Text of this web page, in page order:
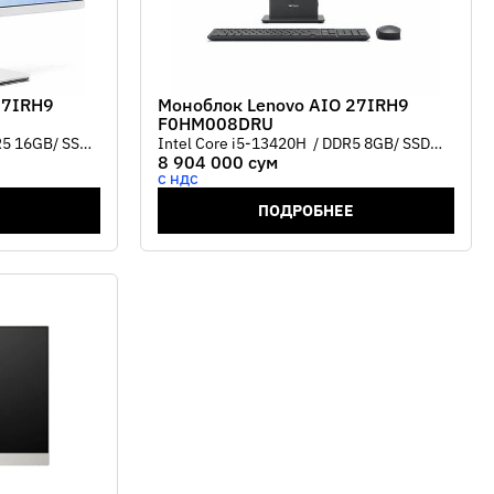
16GB/ SSD
Graphic/
+
Моноблок Lenovo AIO 27IRH9
F0HM008DRU
Intel Core i5-13420H / DDR5 8GB/ SSD
512GB / 27" FHD IPS/Intel® UHD Graphic/
Wi-Fi /Web cam/ Wireless keyboard +
mouse Цвет Luna Grey
8 904 000 сум
С НДС
ПОДРОБНЕЕ